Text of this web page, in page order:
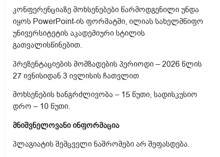
კონფერენციაზე მოხსენებები წარმოდგენილი უნდა
იყოს PowerPoint-ის ფორმატში, ილიას სახელმწიფო
უნივერსიტეტის აკადემიური სტილის
გათვალისწინებით.
პრეზენტაციების მომზადების პერიოდი – 2026 წლის
27 ივნისიდან 3 ივლისის ჩათვლით
მოხსენების ხანგრძლივობა – 15 წუთი, სადისკუსიო
დრო – 10 წუთი.
მნიშვნელოვანი ინფორმაცია
პლაგიატის შემცველი ნაშრომები არ შეფასდება.